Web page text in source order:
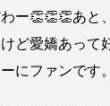
ー👏👏👏あと
けど愛嬌あって
にファンです。